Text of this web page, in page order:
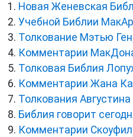
Новая Женевская
Учебной Библии
Толкование Мэтью
Комментарии
Толковая Библия
Комментарии Жана
Толкования Августина
Библия говорит
Комментарии